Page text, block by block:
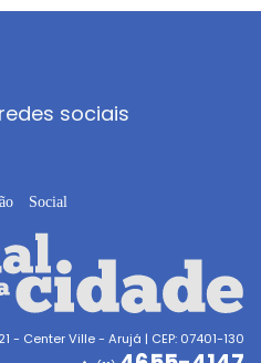
sociais
Social
- Center Ville - Arujá | CEP: 07401-130